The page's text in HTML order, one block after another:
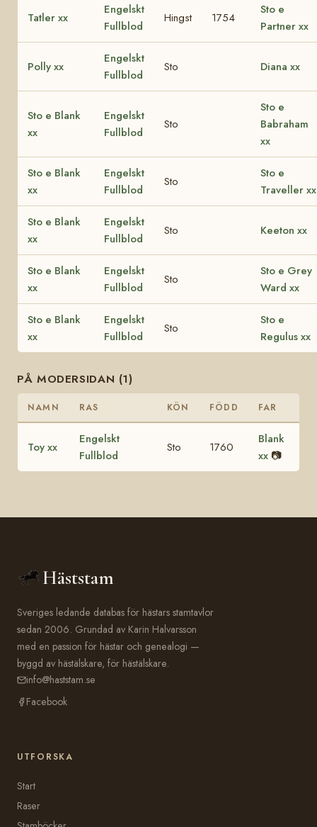
Tatler xx
Engelskt
Fullblod
Hingst 1754
Sto e
Partner xx
Polly xx
Engelskt
Fullblod
Sto Diana xx
Sto e Blank
xx
Engelskt
Fullblod
Sto
Sto e
Babraham
xx
Sto e Blank
xx
Engelskt
Fullblod
Sto
Sto e
Traveller xx
Sto e Blank
xx
Engelskt
Fullblod
Sto Keeton xx
Sto e Blank
xx
Engelskt
Fullblod
Sto
Sto e Grey
Ward xx
Sto e Blank
xx
Engelskt
Fullblod
Sto
Sto e
Regulus xx
PÅ MODERSIDAN (1)
NAMN RAS KÖN FÖDD FAR
Toy xx
Engelskt
Fullblod
Sto 1760
Blank
xx 📷
Häststam
Sveriges ledande databas för hästars stamtavlor
sedan 2006. Grundad av Karin Halvarsson
med en passion för hästar och genealogi —
byggd av hästälskare, för hästälskare.
info@haststam.se
Facebook
UTFORSKA
Start
Raser